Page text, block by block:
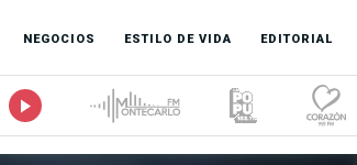
NEGOCIOS ESTILO DE VIDA EDITORIAL